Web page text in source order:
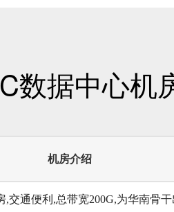
数据中心机
机房介绍
通便利,总带宽200G,为华南骨干